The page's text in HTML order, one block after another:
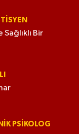
Bir
PSIKOLOG